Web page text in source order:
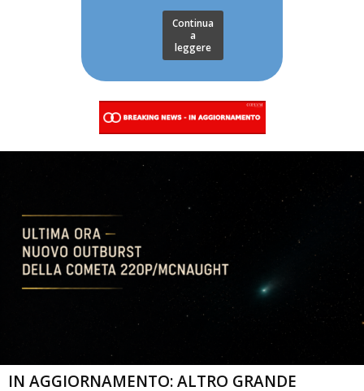
Continua
a
leggere
IN AGGIORNAMENTO: ALTRO GRANDE